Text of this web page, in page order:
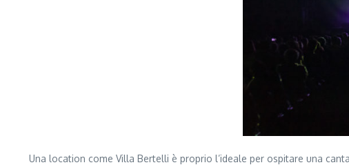
Una location come Villa Bertelli è proprio l’ideale per ospitare una